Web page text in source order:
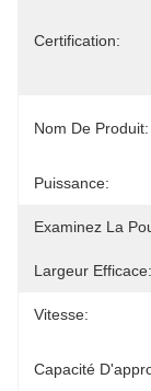
Certification:
Nom De Produit:
Puissance:
Examinez La
Largeur Efficace:
Vitesse:
Capacité